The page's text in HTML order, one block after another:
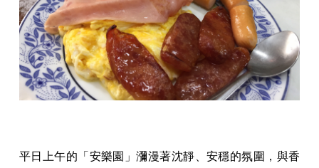
平日上午的「安樂園」瀰漫著沈靜、安穩的氛圍，與香